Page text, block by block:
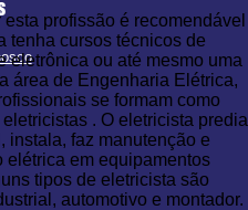
esta profissão é recomendável
tenha cursos técnicos de
eletrônica ou até mesmo uma
área de Engenharia Elétrica,
se formam como
. O eletricista predial
instala, faz manutenção e
elétrica em equipamentos
tipos de eletricista são
automotivo e montador.